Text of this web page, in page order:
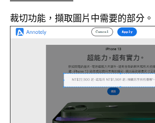
裁切功能，擷取圖片中需要的部分。